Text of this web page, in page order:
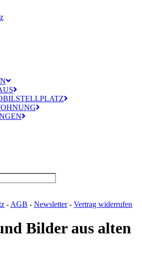
- AGB - Newsletter- Vertrag widerrufen
Bilder aus alten